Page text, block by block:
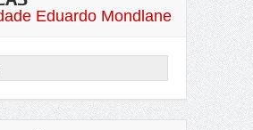
Eduardo Mondlane